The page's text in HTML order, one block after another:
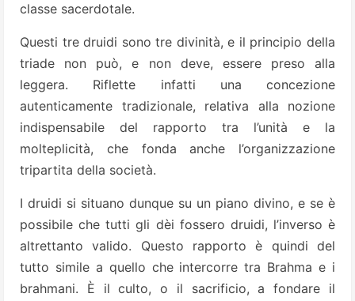
classe sacerdotale.
Questi tre druidi sono tre divinità, e il principio della
triade non può, e non deve, essere preso alla
leggera. Riflette infatti una concezione
autenticamente tradizionale, relativa alla nozione
indispensabile del rapporto tra l’unità e la
molteplicità, che fonda anche l’organizzazione
tripartita della società.
I druidi si situano dunque su un piano divino, e se è
possibile che tutti gli dèi fossero druidi, l’inverso è
altrettanto valido. Questo rapporto è quindi del
tutto simile a quello che intercorre tra Brahma e i
brahmani. È il culto, o il sacrificio, a fondare il